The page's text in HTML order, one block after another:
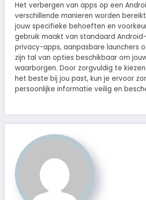
Het verbergen van apps op een
verschillende manieren worden
jouw specifieke behoeften en
gebruik maakt van standaard
privacy-apps, aanpasbare launchers
zijn tal van opties beschikbaar om
waarborgen. Door zorgvuldig te
het beste bij jou past, kun je ervoor
persoonlijke informatie veilig en